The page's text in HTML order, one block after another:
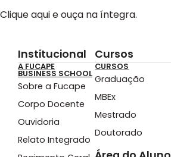
Clique aqui e ouça na íntegra.
Institucional
A FUCAPE
BUSINESS SCHOOL
Sobre a Fucape
Corpo Docente
Ouvidoria
Relato Integrado
Cursos
CURSOS
Graduação
MBEx
Mestrado
Doutorado